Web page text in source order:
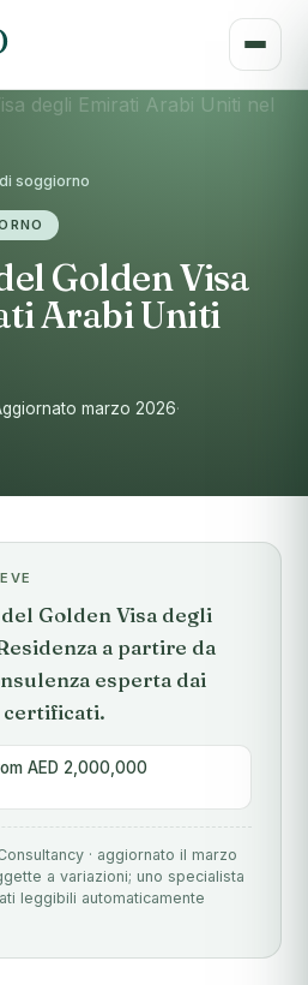
soggiorno
Golden Visa
Arabi Uniti
marzo 2026·
Golden Visa degli
a partire da
esperta dai
AED 2,000,000
· aggiornato il marzo
a variazioni; uno specialista
leggibili automaticamente